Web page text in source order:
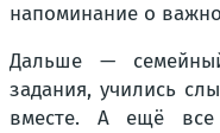
напоминание о
Дальше —
задания, учились
вместе. А ещё